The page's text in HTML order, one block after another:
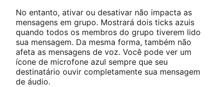
No entanto, ativar ou desativar não impacta as
mensagens em grupo. Mostrará dois ticks azuis
quando todos os membros do grupo tiverem lido
sua mensagem. Da mesma forma, também não
afeta as mensagens de voz. Você pode ver um
ícone de microfone azul sempre que seu
destinatário ouvir completamente sua mensagem
de áudio.